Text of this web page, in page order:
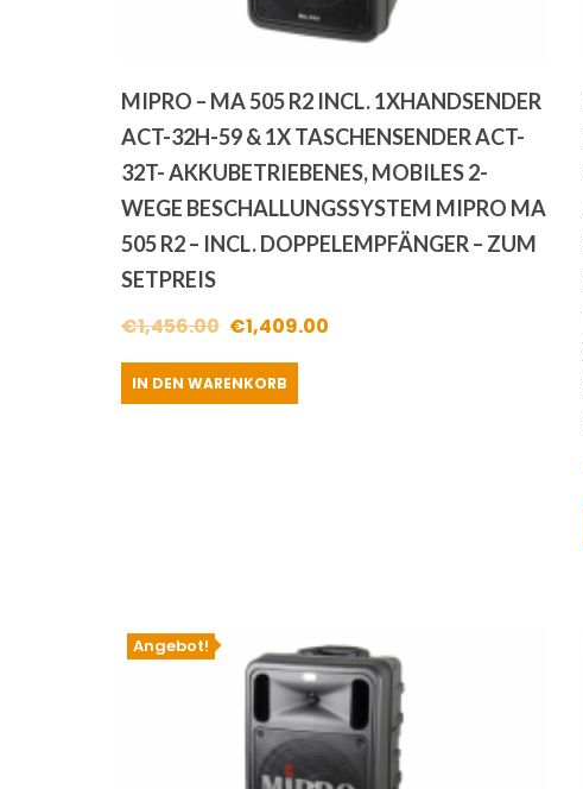
MIPRO – MA 505 R2 INCL. 1XHANDSENDER
ACT-32H-59 & 1X TASCHENSENDER ACT-
32T- AKKUBETRIEBENES, MOBILES 2-
WEGE BESCHALLUNGSSYSTEM MIPRO MA
505 R2 – INCL. DOPPELEMPFÄNGER – ZUM
SETPREIS
€1,456.00 Ursprünglicher
Preis
war:
€1,409.00
IN DEN WARENKORB
Angebot!